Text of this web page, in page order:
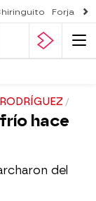
Forjado
hace
del